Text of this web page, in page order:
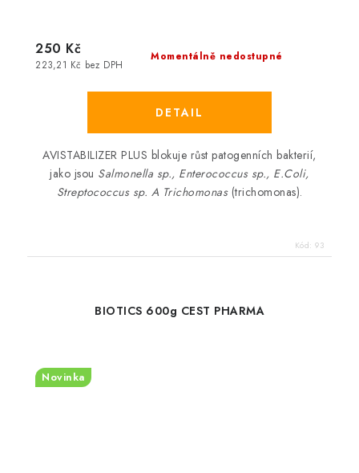
Momentálně nedostupné
223,21 Kč bez DPH
250 Kč
AVISTABILIZER PLUS blokuje růst patogenních bakterií,
jako jsou Salmonella sp., Enterococcus sp., E.Coli,
Streptococcus sp. A Trichomonas(trichomonas).
Kód: 93
BIOTICS 600g CEST PHARMA
Novinka